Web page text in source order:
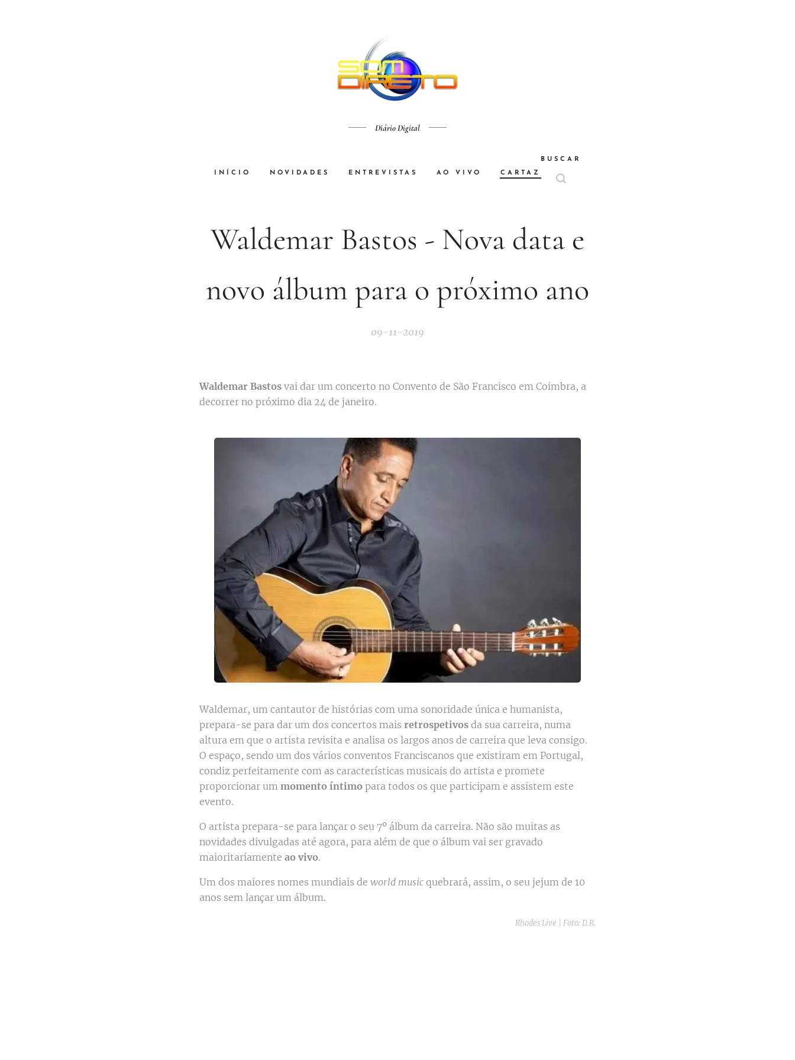
Diário Digital
INÍCIO NOVIDADES ENTREVISTAS AO VIVO CARTAZ
BUSCAR
Waldemar Bastos - Nova data e
novo álbum para o próximo ano
09-11-2019
Waldemar Bastos vai dar um concerto no Convento de São Francisco em Coimbra, a
decorrer no próximo dia 24 de janeiro.
Waldemar, um cantautor de histórias com uma sonoridade única e humanista,
prepara-se para dar um dos concertos mais retrospetivos da sua carreira, numa
altura em que o artista revisita e analisa os largos anos de carreira que leva consigo.
O espaço, sendo um dos vários conventos Franciscanos que existiram em Portugal,
condiz perfeitamente com as características musicais do artista e promete
proporcionar um momento íntimo para todos os que participam e assistem este
evento.
O artista prepara-se para lançar o seu 7º álbum da carreira. Não são muitas as
novidades divulgadas até agora, para além de que o álbum vai ser gravado
maioritariamente ao vivo.
Um dos maiores nomes mundiais de world music quebrará, assim, o seu jejum de 10
anos sem lançar um álbum.
Rhodes Live | Foto: D.R.